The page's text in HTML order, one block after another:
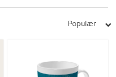
Populær arrow_right